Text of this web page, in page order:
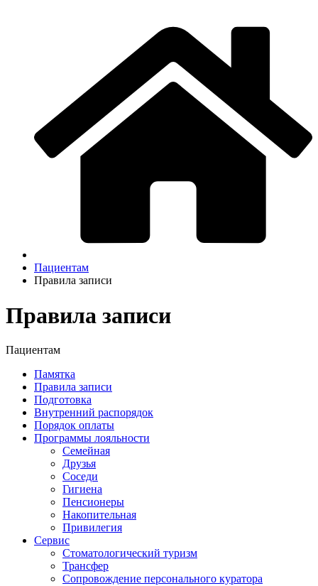
Пациентам
Правила записи
Правила записи
Пациентам
Памятка
Правила записи
Подготовка
Внутренний распорядок
Порядок оплаты
Программы лояльности
Семейная
Друзья
Соседи
Гигиена
Пенсионеры
Накопительная
Привилегия
Cервис
Стоматологический туризм
Трансфер
Сопровождение персонального куратора